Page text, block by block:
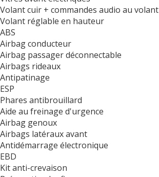
Volant cuir + commandes audio au volant
Volant réglable en hauteur
ABS
Airbag conducteur
Airbag passager déconnectable
Airbags rideaux
Antipatinage
ESP
Phares antibrouillard
Aide au freinage d'urgence
Airbag genoux
Airbags latéraux avant
Antidémarrage électronique
EBD
Kit anti-crevaison